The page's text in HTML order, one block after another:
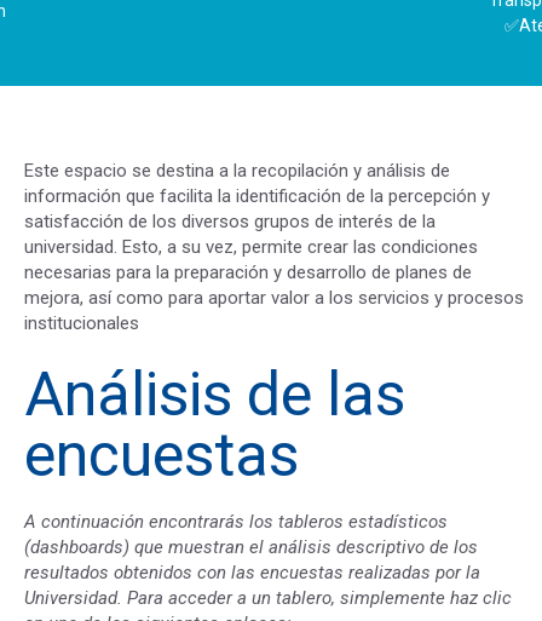
Este espacio se destina a la recopilación y análisis de
información que facilita la identificación de la percepción y
satisfacción de los diversos grupos de interés de la
universidad. Esto, a su vez, permite crear las condiciones
necesarias para la preparación y desarrollo de planes de
mejora, así como para aportar valor a los servicios y procesos
institucionales
Análisis de las
encuestas
A continuación encontrarás los tableros estadísticos
(dashboards) que muestran el análisis descriptivo de los
resultados obtenidos con las encuestas realizadas por la
Universidad. Para acceder a un tablero, simplemente haz clic